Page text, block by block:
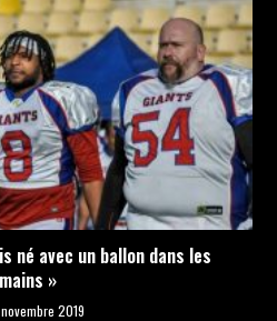
né avec un ballon dans les
mains »
2019